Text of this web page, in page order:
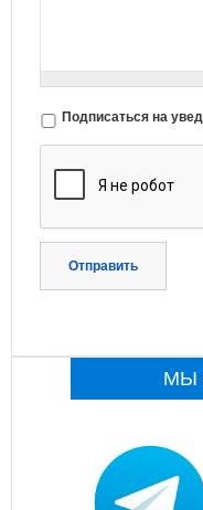
Подписаться на
Отправить
МЫ